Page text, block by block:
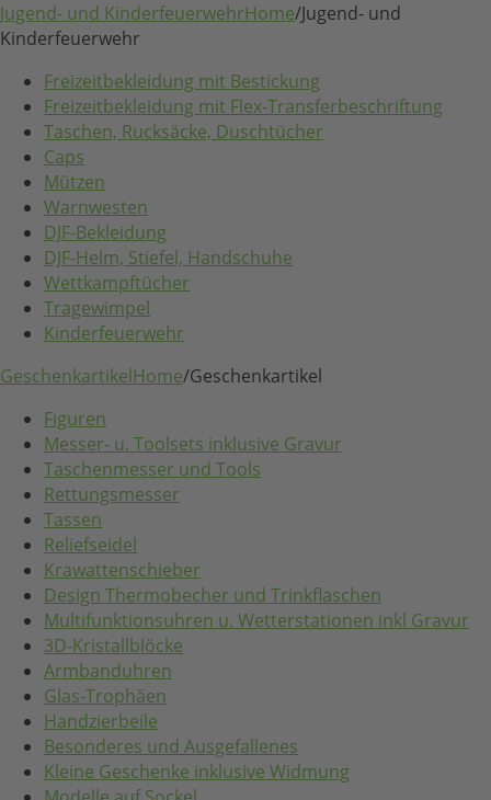
Jugend- und KinderfeuerwehrHome/Jugend- und
Kinderfeuerwehr
Freizeitbekleidung mit Bestickung
Freizeitbekleidung mit Flex-Transferbeschriftung
Taschen, Rucksäcke, Duschtücher
Caps
Mützen
Warnwesten
DJF-Bekleidung
DJF-Helm, Stiefel, Handschuhe
Wettkampftücher
Tragewimpel
Kinderfeuerwehr
GeschenkartikelHome/Geschenkartikel
Figuren
Messer- u. Toolsets inklusive Gravur
Taschenmesser und Tools
Rettungsmesser
Tassen
Reliefseidel
Krawattenschieber
Design Thermobecher und Trinkflaschen
Multifunktionsuhren u. Wetterstationen inkl Gravur
3D-Kristallblöcke
Armbanduhren
Glas-Trophäen
Handzierbeile
Besonderes und Ausgefallenes
Kleine Geschenke inklusive Widmung